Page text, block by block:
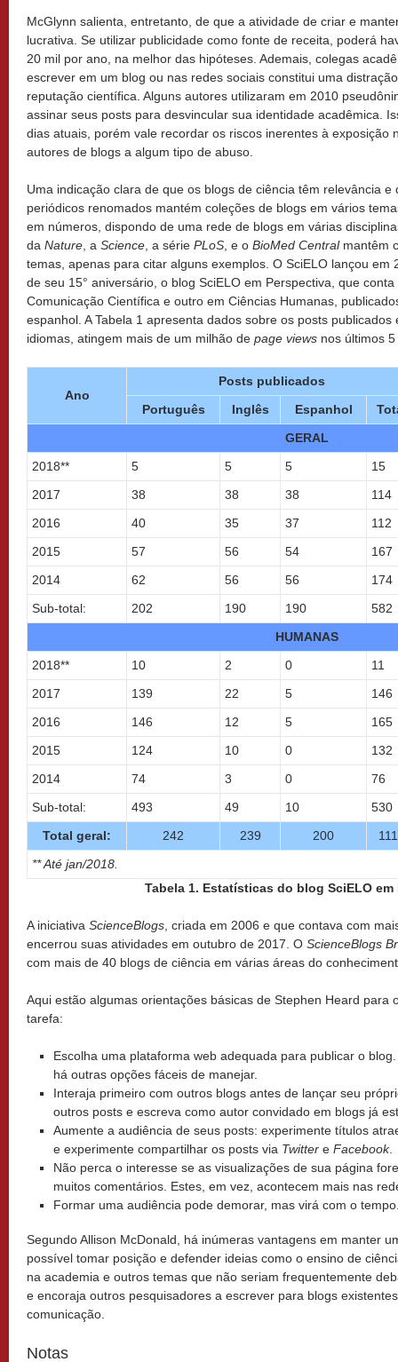
McGlynn salienta, entretanto, de que a atividade de criar e
lucrativa. Se utilizar publicidade como fonte de receita, poderá
20 mil por ano, na melhor das hipóteses. Ademais, colegas
escrever em um blog ou nas redes sociais constitui uma
reputação científica. Alguns autores utilizaram em 2010
assinar seus posts para desvincular sua identidade acadêmica.
dias atuais, porém vale recordar os riscos inerentes à exposição
autores de blogs a algum tipo de abuso.
Uma indicação clara de que os blogs de ciência têm relevância
periódicos renomados mantém coleções de blogs em vários
em números, dispondo de uma rede de blogs em várias
da Nature , a Science , a série PLoS , e o BioMed Centralmantêm
temas, apenas para citar alguns exemplos. O SciELO lançou em
de seu 15° aniversário, o blog SciELO em Perspectiva, que
Comunicação Científica e outro em Ciências Humanas,
espanhol. A Tabela 1 apresenta dados sobre os posts
idiomas, atingem mais de um milhão de page views nos últimos
Ano
Posts publicados
Português
Inglês Espanhol
GERAL
2018**
5 5 5
15
2017
38 38 38
114
2016
40 35 37
112
2015
57 56 54
167
2014
62 56 56
174
Sub-total:
202 190 190
582
HUMANAS
2018**
10 2 0
11
2017
139 22 5
146
2016
146 12 5
165
2015
124 10 0
132
2014
74 3 0
76
Sub-total:
493 49 10
530
Total geral:
242 239 200
** Até jan/2018.
Tabela 1. Estatísticas do blog SciELO em
A iniciativa ScienceBlogs , criada em 2006 e que contava com
encerrou suas atividades em outubro de 2017. O ScienceBlogs
com mais de 40 blogs de ciência em várias áreas do
Aqui estão algumas orientações básicas de Stephen Heard para
tarefa:
Escolha uma plataforma web adequada para publicar o
há outras opções fáceis de manejar.
Interaja primeiro com outros blogs antes de lançar seu
outros posts e escreva como autor convidado em blogs já
Aumente a audiência de seus posts: experimente títulos
e experimente compartilhar os posts via Twitter e Facebook.
Não perca o interesse se as visualizações de sua página
muitos comentários. Estes, em vez, acontecem mais nas
Formar uma audiência pode demorar, mas virá com o
Segundo Allison McDonald, há inúmeras vantagens em manter
possível tomar posição e defender ideias como o ensino de
na academia e outros temas que não seriam frequentemente
e encoraja outros pesquisadores a escrever para blogs
comunicação.
Notas